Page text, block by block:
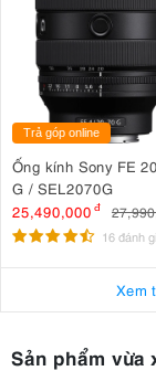
Trả góp online
Ống kính Sony FE
G / SEL2070G
25,490,000 đ
16 đánh
Xem
Sản phẩm vừa